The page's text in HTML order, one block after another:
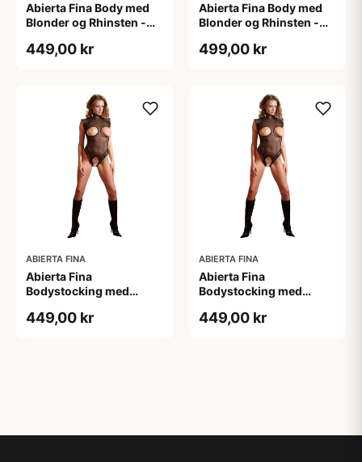
Abierta Fina Body med
Blonder og Rhinsten -
449,00 kr
Abierta Fina Body med
Blonder og Rhinsten -
499,00 kr
ABIERTA FINA
Abierta Fina
Bodystocking med
449,00 kr
ABIERTA FINA
Abierta Fina
Bodystocking med
449,00 kr